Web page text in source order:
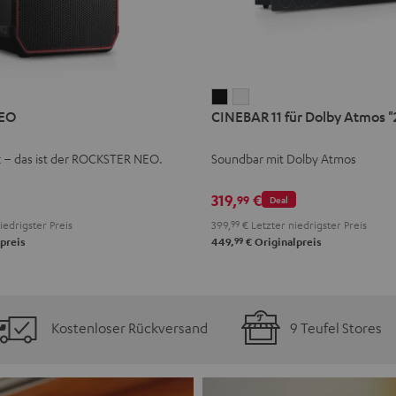
– das ist der ROCKSTER NEO.
Preis
11
Dolby
"2.1-
Set"
Schwarz
11
Dolby
"2.1-
Set"
Weiß
CINEBAR 11 für Dolby Atmos
Soundbar mit Dolby Atmos
Deal
319,99 €
399, 99 € Letzter niedrigster Preis
449,99 € Originalpreis
Kostenloser Rückversand 9 Teufel Stores